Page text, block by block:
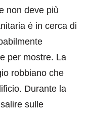
non deve più
è in cerca di
per mostre. La
robbiano che
Durante la
sulle